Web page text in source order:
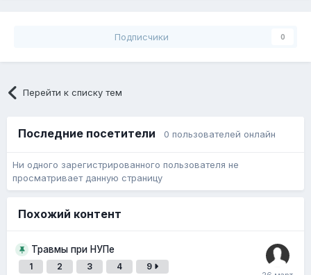
Подписчики 0
Перейти к списку тем
Последние посетители 0 пользователей онлайн
Ни одного зарегистрированного пользователя не
просматривает данную страницу
Похожий контент
Травмы при НУПе
1 2 3 4 9